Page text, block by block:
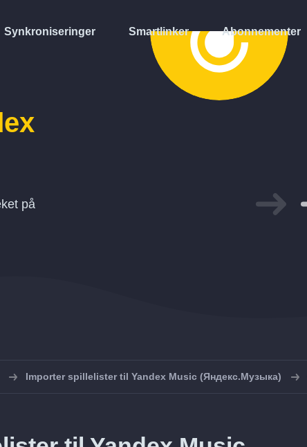
Synkroniseringer Smartlinker Abonnementer
på
Importer spillelister til Yandex Music (Яндекс.Музыка)